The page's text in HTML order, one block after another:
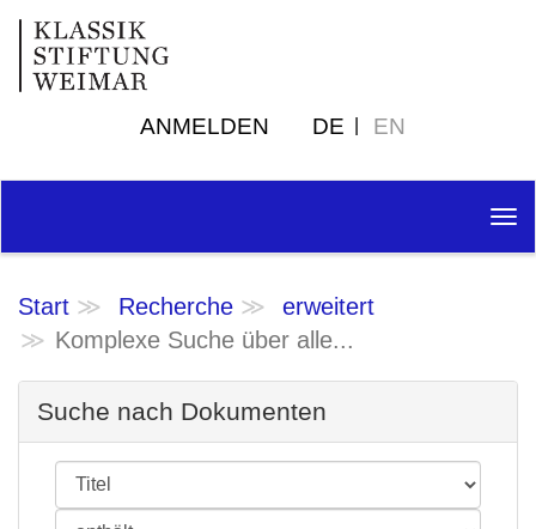
ANMELDEN DE EN
Start Recherche
erweitert
Komplexe Suche über alle...
Suche nach Dokumenten